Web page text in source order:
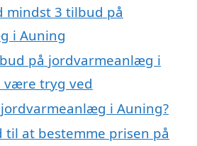
mindst 3 tilbud på
i Auning
på jordvarmeanlæg i
være tryg ved
i Auning?
til at bestemme prisen på